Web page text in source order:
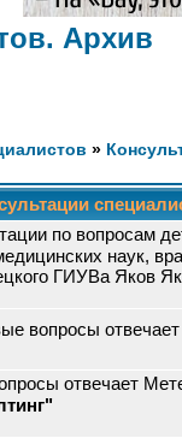
Архив
»
по вопросам
наук,
ГИУВа Яков
вопросы
отвечает